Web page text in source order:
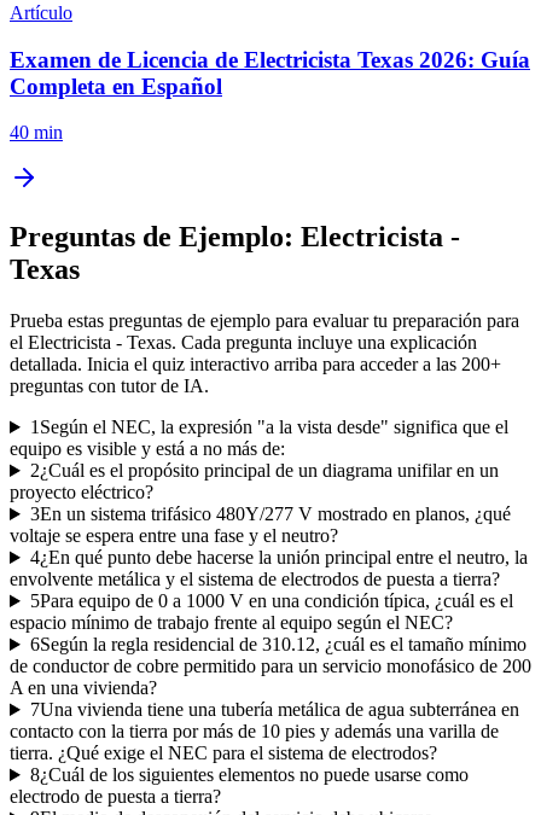
Artículo
Examen de Licencia de Electricista Texas 2026: Guía
Completa en Español
40 min
Preguntas de Ejemplo: Electricista -
Texas
Prueba estas preguntas de ejemplo para evaluar tu preparación para
el Electricista - Texas. Cada pregunta incluye una explicación
detallada. Inicia el quiz interactivo arriba para acceder a las 200+
preguntas con tutor de IA.
1 Según el NEC, la expresión "a la vista desde" significa que el
equipo es visible y está a no más de:
2¿Cuál es el propósito principal de un diagrama unifilar en un
proyecto eléctrico?
3En un sistema trifásico 480Y/277 V mostrado en planos, ¿qué
voltaje se espera entre una fase y el neutro?
4¿En qué punto debe hacerse la unión principal entre el neutro, la
envolvente metálica y el sistema de electrodos de puesta a tierra?
5Para equipo de 0 a 1000 V en una condición típica, ¿cuál es el
espacio mínimo de trabajo frente al equipo según el NEC?
6Según la regla residencial de 310.12, ¿cuál es el tamaño mínimo
de conductor de cobre permitido para un servicio monofásico de 200
A en una vivienda?
7Una vivienda tiene una tubería metálica de agua subterránea en
contacto con la tierra por más de 10 pies y además una varilla de
tierra. ¿Qué exige el NEC para el sistema de electrodos?
8¿Cuál de los siguientes elementos no puede usarse como
electrodo de puesta a tierra?